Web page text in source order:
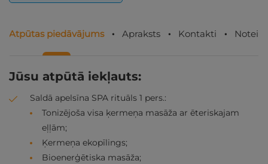
Atpūtas piedāvājums Apraksts Kontakti
Jūsu atpūtā iekļauts:
Saldā apelsīna SPA rituāls 1 pers.:
Tonizējoša visa ķermeņa masāža ar ēteriskajam
eļļām;
Ķermeņa ekopīlings;
Bioenerģētiska masāža;